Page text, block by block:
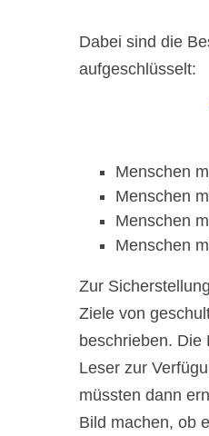
Dabei sind die
aufgeschlüsselt:
Menschen
Menschen
Menschen
Menschen
Zur
Ziele von
beschrieben. Die
Leser zur
müssten dann
Bild machen, ob